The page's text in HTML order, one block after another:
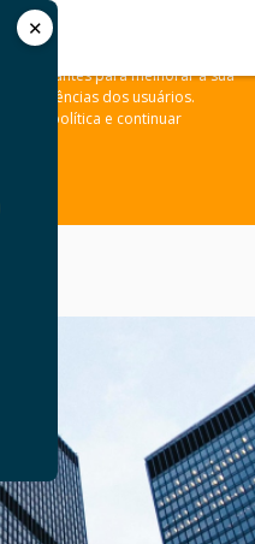
✕
e por isso nós
para melhorar a sua
preferências dos usuários.
nossa política e continuar